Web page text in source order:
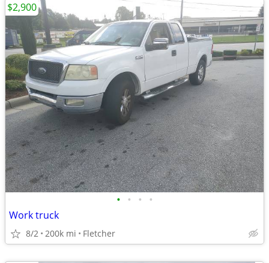
• • • •
Work truck
8/2 200k mi Fletcher
$2,900